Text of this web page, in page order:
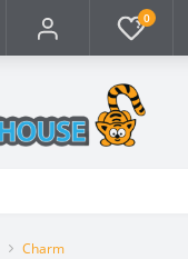
0
Charm